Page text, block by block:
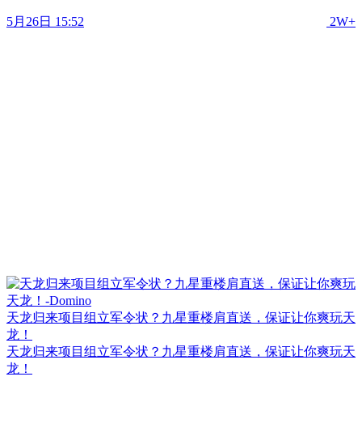
5月26日 15:52 2W+
天龙归来项目组立军令状？九星重楼肩直送，保证让你爽玩天
龙！
天龙归来项目组立军令状？九星重楼肩直送，保证让你爽玩天
龙！